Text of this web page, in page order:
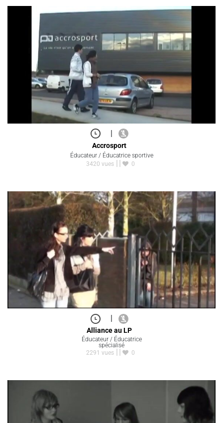
|
Accrosport
Éducateur / Éducatrice sportive
3420 vues
0
|
Alliance au LP
Éducateur / Éducatrice
spécialisé
2291 vues
0